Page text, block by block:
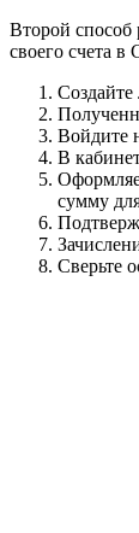
Второй способ
своего счета
Войдите
В
сумму
Сверьте